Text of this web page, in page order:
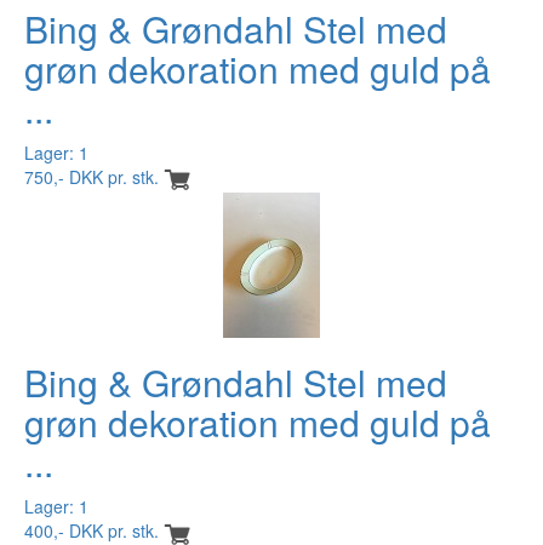
Bing & Grøndahl Stel med
grøn dekoration med guld på
...
Lager: 1
750,- DKK pr. stk.
Bing & Grøndahl Stel med
grøn dekoration med guld på
...
Lager: 1
400,- DKK pr. stk.